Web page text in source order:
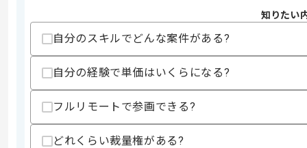
スキル
・業務系システム開発経験
・基本設計以降の開発経験
歓迎スキル
・卸業務および在庫管理システムに関す
・流通系システムに関する知見
・AWS環境での開発経験
知りたい
自分のスキルでどんな案件がある?
自分の経験で単価はいくらになる?
フルリモートで参画できる?
どれくらい裁量権がある?